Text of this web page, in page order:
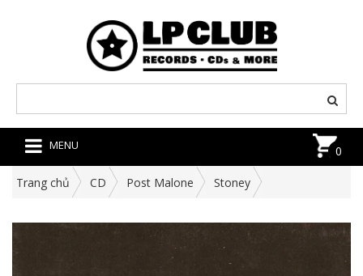
MENU 0
Trang chủ CD Post Malone Stoney